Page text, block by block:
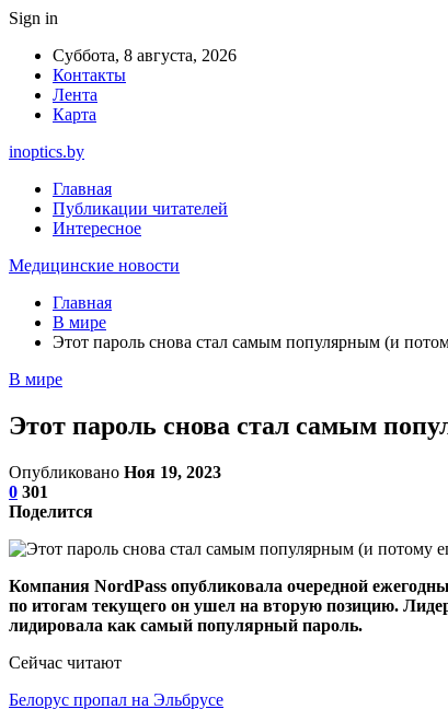
Sign in
Суббота, 8 августа, 2026
Контакты
Лента
Карта
inoptics.by
Главная
Публикации читателей
Интересное
Медицинские новости
Главная
В мире
Этот пароль снова стал самым популярным (и
В мире
Этот пароль снова стал самым
Опубликовано Ноя 19, 2023
0 301
Поделится
Компания NordPass опубликовала очередной
по итогам текущего он ушел на вторую позицию.
лидировала как самый популярный пароль.
Сейчас читают
Белорус пропал на Эльбрусе